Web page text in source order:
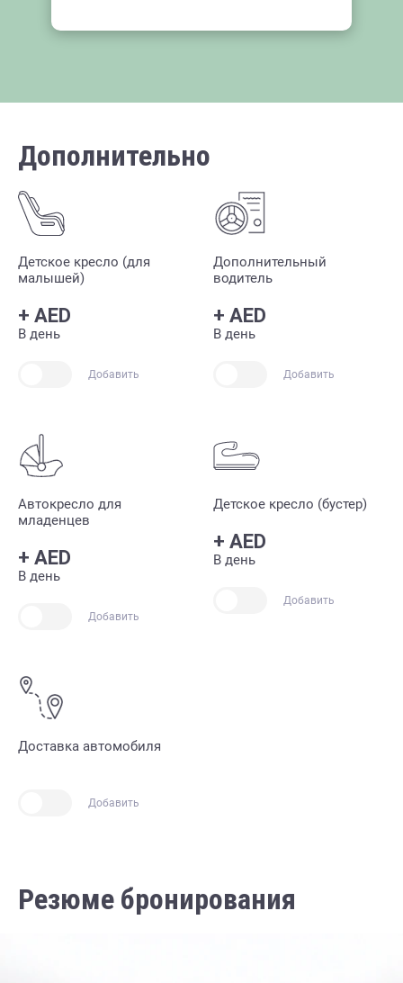
Дополнительно
Детское кресло (для
малышей)
+ AED
В день
Добавить
Дополнительный
водитель
+ AED
В день
Добавить
Автокресло для
младенцев
+ AED
В день
Добавить
Детское кресло (бустер)
+ AED
В день
Добавить
Доставка автомобиля
Добавить
Резюме бронирования